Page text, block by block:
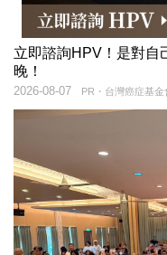
立即諮詢HPV！是對自
晚！
PR・台灣癌症基金
2026-08-07